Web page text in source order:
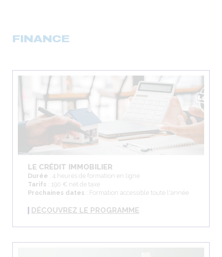
FINANCE
LE CRÉDIT IMMOBILIER
Durée : 4 heures de formation en ligne
Tarifs : 190 € net de taxe
Prochaines dates : Formation accessible toute l'année
DÉCOUVREZ LE PROGRAMME